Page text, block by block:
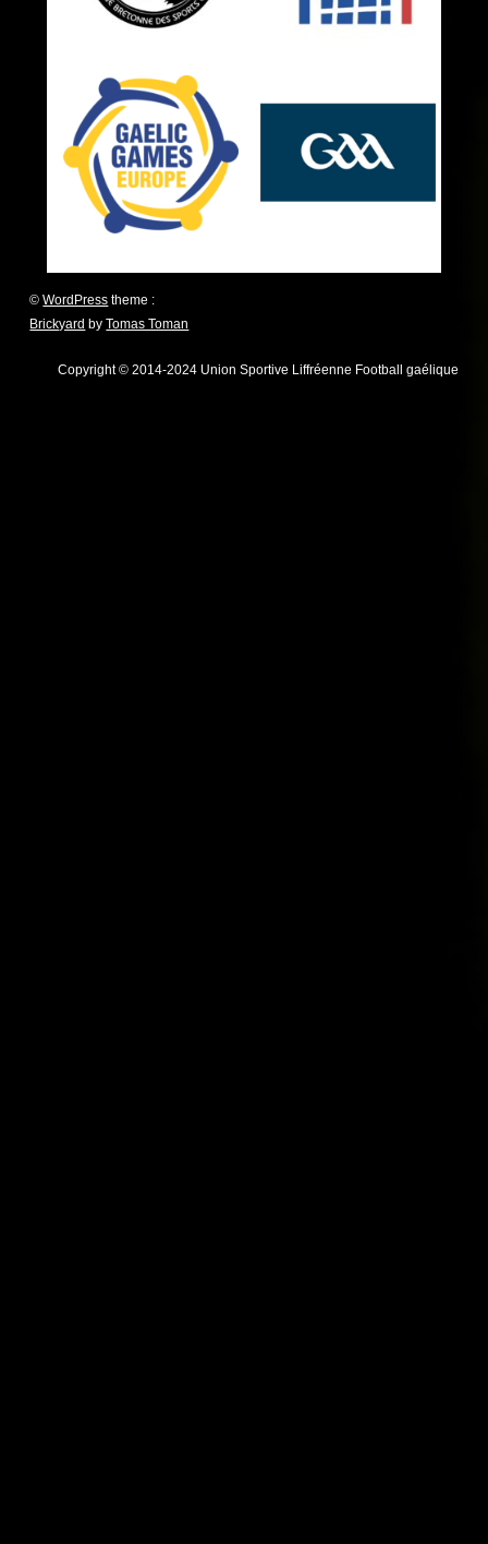
©WordPress theme :
Brickyard byTomas Toman
Copyright © 2014-2024 Union Sportive Liffréenne Football gaélique